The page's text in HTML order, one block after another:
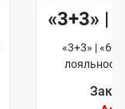
«3+3» |
«3+3» |